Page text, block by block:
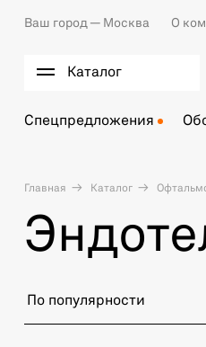
Ваш город — Москва О
Каталог
Спецпредложения
Главная Каталог
По популярности